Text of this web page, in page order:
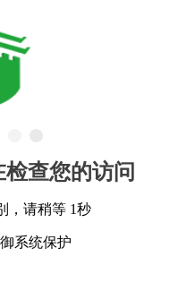
查您的访问
，请稍等 1秒
系统保护